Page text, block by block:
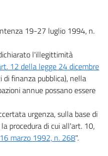
19-27 luglio 1994, n.
l'illegittimità
12 della legge 24 dicembre
finanza pubblica), nella
annue possano essere
urgenza, sulla base di
procedura di cui all'art. 10,
marzo 1992, n. 268".